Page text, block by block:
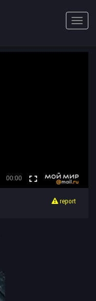
Toggle
report